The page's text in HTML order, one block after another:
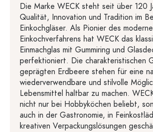
Die Marke WECK steht seit über 120
Qualität, Innovation und Tradition im
Einkochgläser. Als Pionier des
Einkochverfahrens hat WECK das
Einmachglas mit Gummiring und
perfektioniert. Die charakteristischen
geprägten Erdbeere stehen für eine
wiederverwendbare und stilvolle
Lebensmittel haltbar zu machen.
nicht nur bei Hobbyköchen beliebt,
auch in der Gastronomie, in
kreativen Verpackungslösungen